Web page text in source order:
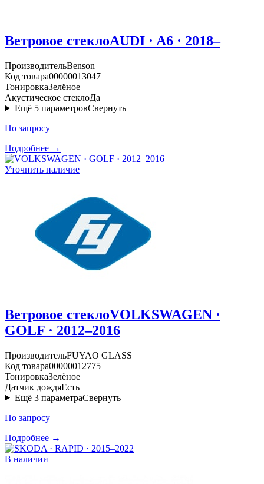
Ветровое стеклоAUDI · A6 · 2018–
ПроизводительBenson
Код товара00000013047
ТонировкаЗелёное
Акустическое стеклоДа
Ещё 5 параметровСвернуть
По запросу
Подробнее →
Уточнить наличие
Ветровое стеклоVOLKSWAGEN ·
GOLF · 2012–2016
ПроизводительFUYAO GLASS
Код товара00000012775
ТонировкаЗелёное
Датчик дождяЕсть
Ещё 3 параметраСвернуть
По запросу
Подробнее →
В наличии